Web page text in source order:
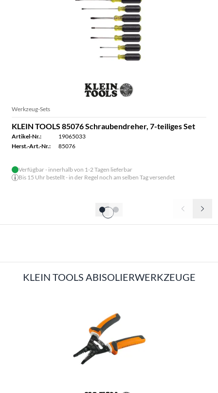
Werkzeug-Sets
KLEIN TOOLS 85076 Schraubendreher, 7-teiliges Set
Artikel-Nr.:
19065033
Herst.-Art.-Nr.:
85076
Verfügbar - innerhalb von 1-2 Tagen lieferbar
Bis 15 Uhr bestellt - in der Regel noch am selben Tag versendet
KLEIN TOOLS ABISOLIERWERKZEUGE